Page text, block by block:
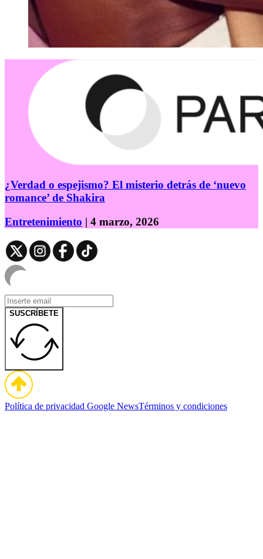
¿Verdad o espejismo? El misterio detrás de ‘nuevo
romance’ de Shakira
Entretenimiento | 4 marzo, 2026
SUSCRÍBETE
Política de privacidad Google NewsTérminos y condiciones